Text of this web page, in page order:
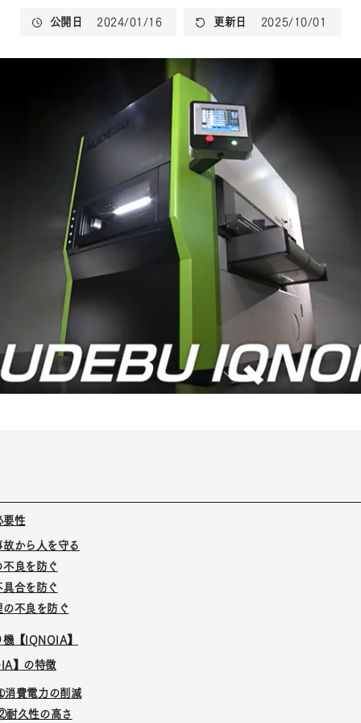
公開日 2024/01/16 更新日 2025/10/01
要性
故から人を守る
不良を防ぐ
具合を防ぐ
の不良を防ぐ
【IQNOIA】
】の特徴
消費電力の削減
耐久性の高さ